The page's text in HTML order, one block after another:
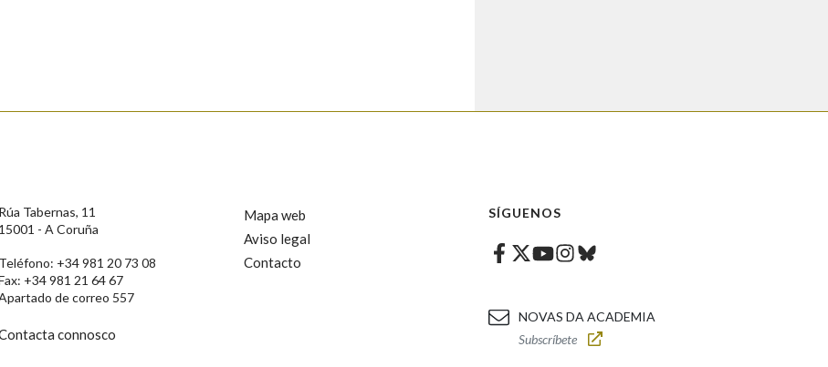
Rúa Tabernas, 11
15001 - A Coruña
Teléfono: +34 981 20 73 08
+34 981 21 64 67
de correo 557
connosco
Mapa web
Aviso legal
Contacto
SÍGUENOS
Facebook
Twitter
Youtube
Instagram
Bluesky
NOVAS DA ACADEMIA
Subscríbete